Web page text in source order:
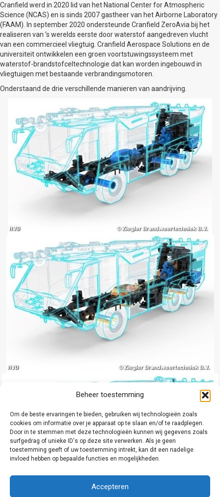
Beheer toestemming
Om de beste ervaringen te bieden, gebruiken wij technologieën zoals
cookies om informatie over je apparaat op te slaan en/of te raadplegen.
Door in te stemmen met deze technologieën kunnen wij gegevens zoals
surfgedrag of unieke ID's op deze site verwerken. Als je geen
toestemming geeft of uw toestemming intrekt, kan dit een nadelige
invloed hebben op bepaalde functies en mogelijkheden.
Accepteren
Cranfield werd in 2020 lid van het National Center for Atmospheric
Science (NCAS) en is sinds 2007 gastheer van het Airborne Laboratory
(FAAM). In september 2020 ondersteunde Cranfield ZeroAvia bij het
realiseren van ’s werelds eerste door waterstof aangedreven vlucht
van een commercieel vliegtuig. Cranfield Aerospace Solutions en de
universiteit ontwikkelen een groen voortstuwingssysteem met
waterstof-brandstofceltechnologie dat kan worden ingebouwd in
vliegtuigen met bestaande verbrandingsmotoren.
Onderstaand de drie verschillende manieren van aandrijving.